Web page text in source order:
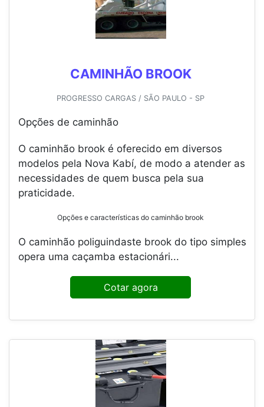
CAMINHÃO BROOK
PROGRESSO CARGAS / SÃO PAULO - SP
Opções de caminhão
O caminhão brook é oferecido em diversos
modelos pela Nova Kabí, de modo a atender as
necessidades de quem busca pela sua
praticidade.
Opções e características do caminhão brook
O caminhão poliguindaste brook do tipo simples
opera uma caçamba estacionári...
Cotar agora